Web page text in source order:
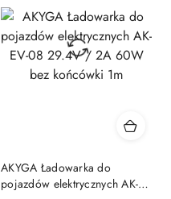
AKYGA Ładowarka do
pojazdów elektrycznych AK-